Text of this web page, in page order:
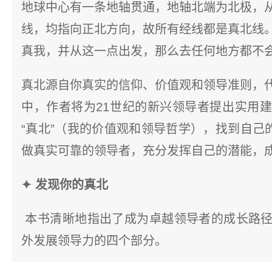
地球中心有一条地轴贯通，地轴北端为北极，
线，均指向正北方向，故所有经线都是真北线
真我，并从这一点出发，那么去任何地方都不
真北源自你真实的信仰、价值观和领导准则，
中，作者将为21世纪的新兴领导者提出实用
“真北”（我的价值观和领导哲学），找到自己
做真实可靠的领导者，充分发挥自己的潜能
✦ 发现你的真北
本书清晰地指出了成为卓越领导者的成长路
外发展领导力的四个部分。